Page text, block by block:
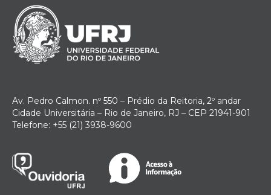
Av. Pedro Calmon. nº 550 – Prédio da Reitoria, 2º andar
Cidade Universitária – Rio de Janeiro, RJ – CEP 21941-901
Telefone: +55 (21) 3938-9600